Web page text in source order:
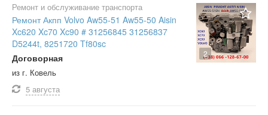
2
Ремонт и обслуживание транспорта
Ремонт Акпп Volvo Aw55-51 Aw55-50 Aisin
Xc620 Xc70 Xc90 # 31256845 31256837
D5244t, 8251720 Tf80sc
Договорная
из г. Ковель
5 августа